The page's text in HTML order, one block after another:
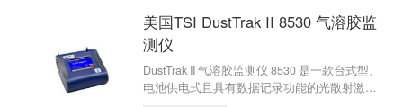
美国TSI DustTrak II 8530 气溶胶监
测仪
DustTrak II 气溶胶监测仪 8530 是一款台式型、
电池供电式且具有数据记录功能的光散射激光